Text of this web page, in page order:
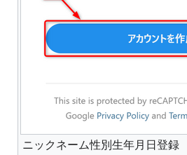
ニックネーム性別生年月日登録